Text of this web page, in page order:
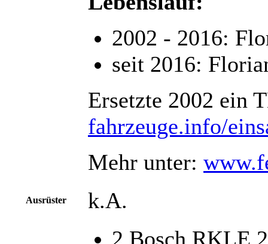
2002 - 2016:
seit 2016:
Ersetzte 2002 ein
fahrzeuge.info/
Mehr unter:
Ausrüster k.A.
2 Bosch RKLE